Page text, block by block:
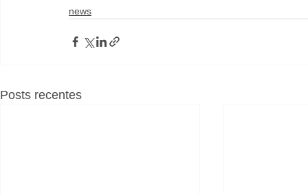
news
Posts recentes